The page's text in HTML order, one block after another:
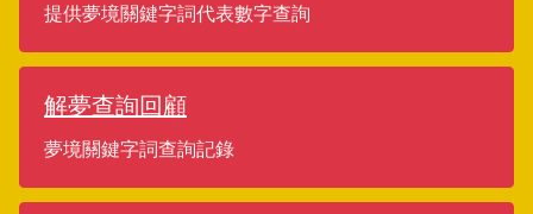
提供夢境關鍵字詞代表數字查詢
解夢查詢回顧
夢境關鍵字詞查詢記錄